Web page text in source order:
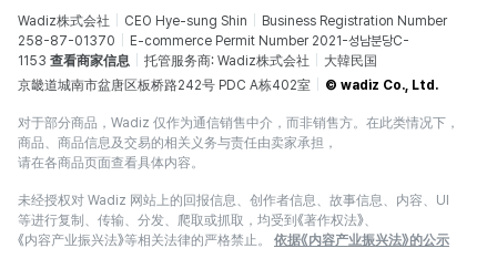
Wadiz株式会社 CEO Hye-sung Shin
Business Registration Number
258-87-01370
E-commerce Permit Number 2021-성남분당C-
1153 查看商家信息 托管服务商: Wadiz株式会社
大韓民国
京畿道城南市盆唐区板桥路242号 PDC A栋402室
© wadiz Co., Ltd.
对于部分商品，Wadiz 仅作为通信销售中介，而非销售方。在此类情况下，
商品、商品信息及交易的相关义务与责任由卖家承担，
请在各商品页面查看具体内容。
未经授权对 Wadiz 网站上的回报信息、创作者信息、故事信息、内容、UI
等进行复制、传输、分发、爬取或抓取，均受到《著作权法》、
《内容产业振兴法》等相关法律的严格禁止。
依据《内容产业振兴法》的公示